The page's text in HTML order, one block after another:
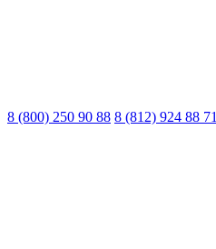
8 (800) 250 90 88 8 (812) 924 88 71